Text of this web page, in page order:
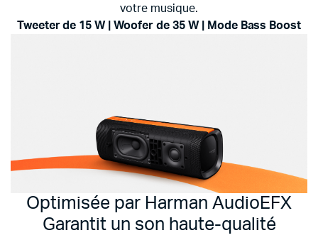
votre musique.
Tweeter de 15 W |Woofer de 35 W | Mode Bass Boost
Optimisée par Harman AudioEFX
Garantit un son haute-qualité